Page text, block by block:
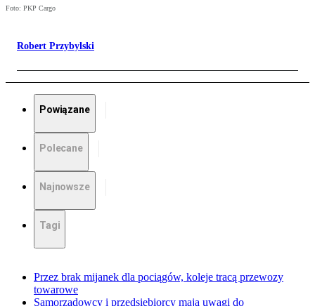
Foto: PKP Cargo
Robert Przybylski
Powiązane
Polecane
Najnowsze
Tagi
Przez brak mijanek dla pociągów, koleje tracą przewozy
towarowe
Samorządowcy i przedsiębiorcy mają uwagi do